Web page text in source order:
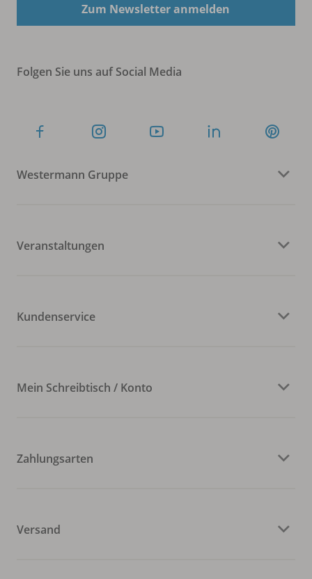
Zum Newsletter anmelden
Folgen Sie uns auf Social Media
Westermann Gruppe
Veranstaltungen
Kundenservice
Mein Schreibtisch / Konto
Zahlungsarten
Versand